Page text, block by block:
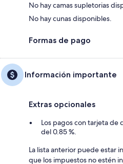
No hay camas supletorias
No hay cunas disponibles.
Formas de pago
Información importante
Extras opcionales
Los pagos con tarjeta de
del 0.85 %.
La lista anterior puede estar
que los impuestos no estén